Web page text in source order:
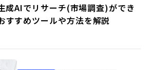
成AIでリサーチ(市場調査)ができ
すすめツールや方法を解説